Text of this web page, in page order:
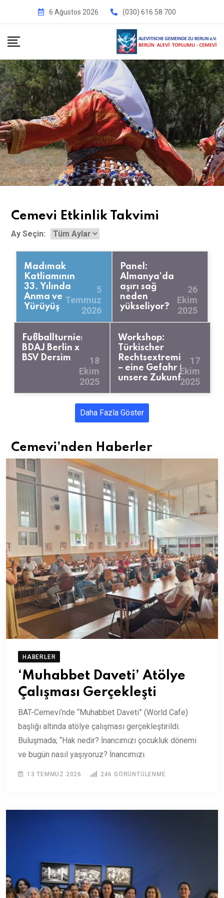
6 Ağustos 2026 (030) 616 58 700
Cemevi Etkinlik Takvimi
Ay Seçin:
Madımak
Katliamının
33. Yılında
Anma ve
Yürüyüş
5
Temmuz
2026
Panel:
Almanya’da
aşırı sağ
neden
yükseliyor?
26
Ekim
2025
Fußballturnier
BDAJ Berlin x
BSV Dersim
18
Ekim
2025
Workshop:
Türkischer
Rechtsextremismus
– eine Gefahr für
unsere Zukunft
17
Ekim
2025
Daha Fazla Göster
Cemevi’nden Haberler
HABERLER
‘Muhabbet Daveti’ Atölye
Çalışması Gerçekleşti
BAT-Cemevi’nde “Muhabbet Daveti” (World Cafe)
başlığı altında atölye çalışması gerçekleştirildi.
Buluşmada; “Hak nedir? İnancımızı çocukluk dönemi
ve bugün nasıl yaşıyoruz? İnancımızı.
13 TEMMUZ 2026 246 GÖRÜNTÜLENME